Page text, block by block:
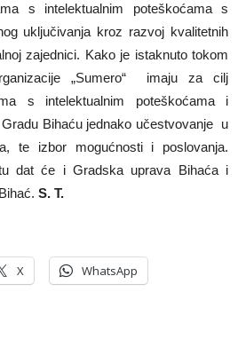
s intelektualnim poteškoćama s
uključivanja kroz razvoj kvalitetnih
zajednici. Kako je istaknuto tokom
„Sumero“ imaju za cilj
s intelektualnim poteškoćama i
Bihaću jednako učestvovanje u
te izbor mogućnosti i poslovanja.
dat će i Gradska uprava Bihaća i
S. T.
X WhatsApp